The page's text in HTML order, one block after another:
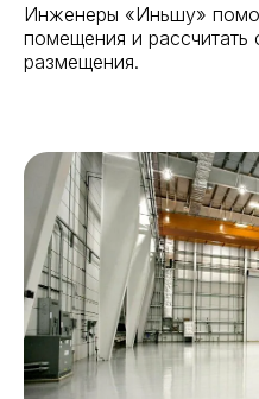
Инженеры «Иньшу»
помещения и
размещения.